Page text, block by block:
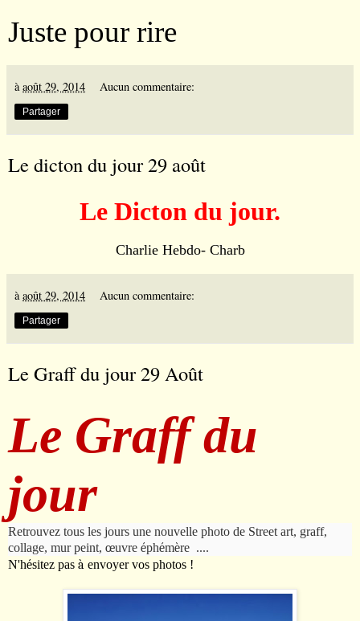
Juste pour rire
àaoût 29, 2014 Aucun commentaire:
Partager
Le dicton du jour 29 août
Le Dicton du jour.
Charlie Hebdo- Charb
àaoût 29, 2014 Aucun commentaire:
Partager
Le Graff du jour 29 Août
Le Graff du
jour
Retrouvez tous les jours une nouvelle photo de Street art, graff,
collage, mur peint, œuvre éphémère ....
N'hésitez pas à envoyer vos photos !